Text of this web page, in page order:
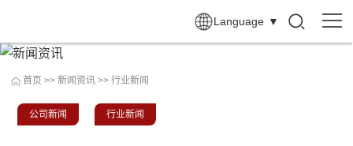
Language ▼
首页 >> 新闻资讯 >> 行业新闻
公司新闻 行业新闻